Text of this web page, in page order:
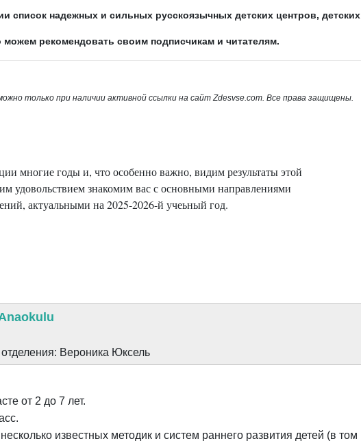
список надежных и сильных русскоязычных детских центров, детских
рекомендовать своим подписчикам и читателям.
только при наличии активной ссылки на сайт Zdesvse.com. Все права защищены.
многие годы и, что особенно важно, видим результаты этой
удовольствием знакомим вас с основными направлениями
актуальными на 2025-2026-й учеьный год.
отделения: Вероника Юксель
от 2 до 7 лет.
известных методик и систем раннего развития детей (в том